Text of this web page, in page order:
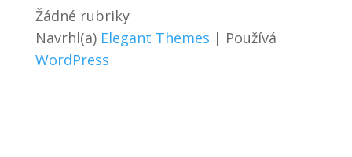
Žádné rubriky
Navrhl(a) Elegant Themes | Používá
WordPress